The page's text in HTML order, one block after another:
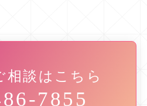
相談はこちら
7855